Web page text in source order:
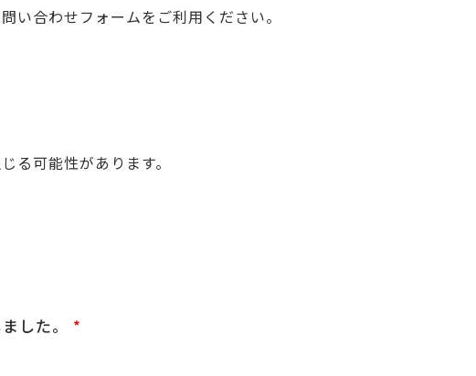
合わせフォームをご利用ください。
る可能性があります。
した。 *